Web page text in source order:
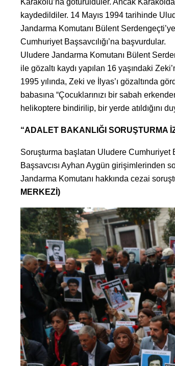
Karakolu’na götürüldüler. Ancak
kaydedildiler. 14 Mayıs 1994 tarihinde
Jandarma Komutanı Bülent
Cumhuriyet Başsavcılığı’na başvurdular.
Uludere Jandarma Komutanı Bülent
ile gözaltı kaydı yapılan 16 yaşındaki
1995 yılında, Zeki ve İlyas’ı gözaltında
babasına “Çocuklarınızı bir sabah
helikoptere bindirilip, bir yerde atıldığını
“ADALET BAKANLIĞI SORUŞTURMA
Soruşturma başlatan Uludere Cumhuriyet
Başsavcısı Ayhan Aygün girişimlerinden
Jandarma Komutanı hakkında cezai
MERKEZİ)